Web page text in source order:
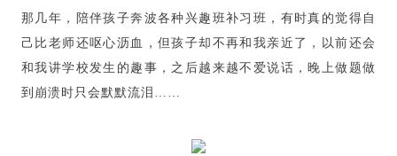
那几年，陪伴孩子奔波各种兴趣班补习班，有时真的觉得自
己比老师还呕心沥血，但孩子却不再和我亲近了，以前还会
和我讲学校发生的趣事，之后越来越不爱说话，晚上做题做
到崩溃时只会默默流泪……